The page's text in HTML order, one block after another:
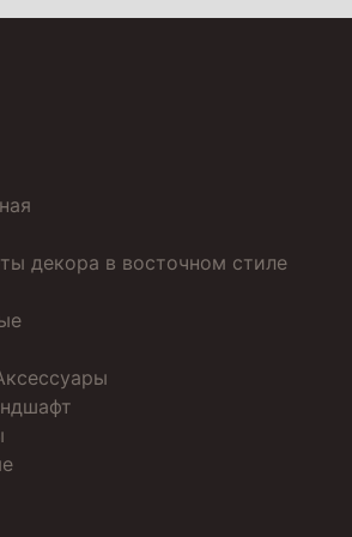
декора в восточном стиле